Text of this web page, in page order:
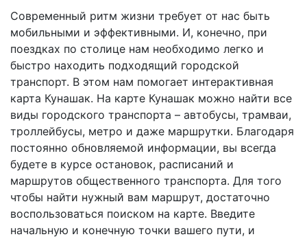
Современный ритм жизни требует от нас быть
мобильными и эффективными. И, конечно, при
поездках по столице нам необходимо легко и
быстро находить подходящий городской
транспорт. В этом нам помогает интерактивная
карта Кунашак. На карте Кунашак можно найти все
виды городского транспорта – автобусы, трамваи,
троллейбусы, метро и даже маршрутки. Благодаря
постоянно обновляемой информации, вы всегда
будете в курсе остановок, расписаний и
маршрутов общественного транспорта. Для того
чтобы найти нужный вам маршрут, достаточно
воспользоваться поиском на карте. Введите
начальную и конечную точки вашего пути, и